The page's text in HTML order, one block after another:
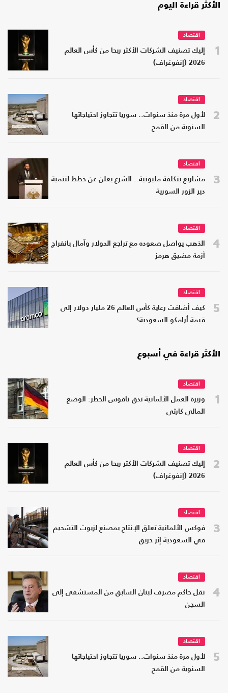
الأكثر قراءة اليوم
1
اقتصاد
إليك تصنيف الشركات الأكثر ربحا من كأس العالم
2026 (إنفوغراف)
2
اقتصاد
لأول مرة منذ سنوات.. سوريا تتجاوز احتياجاتها
السنوية من القمح
3
اقتصاد
مشاريع بتكلفة مليونية.. الشرع يعلن عن خطط لتنمية
دير الزور السورية
4
اقتصاد
الذهب يواصل صعوده مع تراجع الدولار وآمال بانفراج
أزمة مضيق هرمز
5
اقتصاد
كيف أضافت رعاية كأس العالم 26 مليار دولار إلى
قيمة أرامكو السعودية؟
الأكثر قراءة في أسبوع
1
اقتصاد
وزيرة العمل الألمانية تدق ناقوس الخطر: الوضع
المالي كارثي
2
اقتصاد
إليك تصنيف الشركات الأكثر ربحا من كأس العالم
2026 (إنفوغراف)
3
اقتصاد
فوكس الألمانية تعلق الإنتاج بمصنع لزيوت التشحيم
في السعودية إثر حريق
4
اقتصاد
نقل حاكم مصرف لبنان السابق من المستشفى إلى
السجن
5
اقتصاد
لأول مرة منذ سنوات.. سوريا تتجاوز احتياجاتها
السنوية من القمح